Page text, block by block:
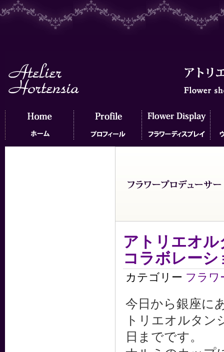
アトリエオ
コラボレーシ
カテゴリー フラワ
今日から銀座に
トリエオルタン
日までです。